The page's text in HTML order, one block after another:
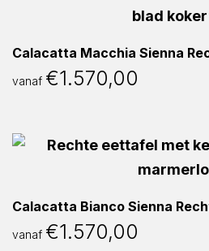
Calacatta Macchia Sienna
vanaf €1.570,00
Calacatta Bianco Sienna
vanaf €1.570,00